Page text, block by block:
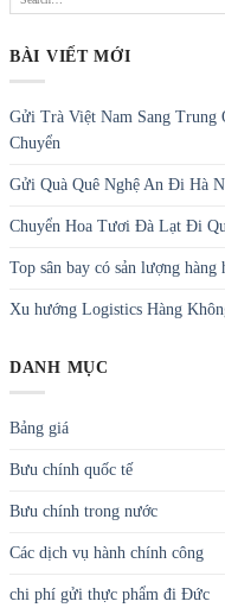
BÀI VIẾT MỚI
Gửi Trà Việt Nam Sang Trung
Chuyển
Gửi Quà Quê Nghệ An Đi Hà
Chuyển Hoa Tươi Đà Lạt Đi
Top sân bay có sản lượng
Xu hướng Logistics Hàng
DANH MỤC
Bảng giá
Bưu chính quốc tế
Bưu chính trong nước
Các dịch vụ hành chính công
chi phí gửi thực phẩm đi Đức